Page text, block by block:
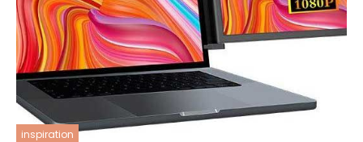
inspiration